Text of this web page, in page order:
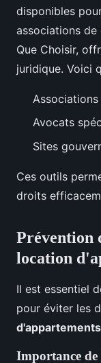
disponibles
associations de
Que Choisir,
juridique. Voici
Avocats
Sites
Ces outils
droits
Prévention
location
Il est essentiel
pour éviter les
Importance de